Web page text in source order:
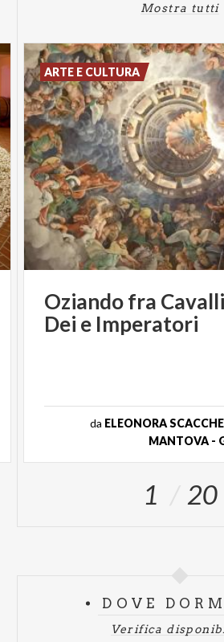
Mostra tutti
Oziandofra
Dei e Imperatori
da ELEONORA
MANTOVA -
ARTE E CULTURA
1 20
DOVE
Verifica